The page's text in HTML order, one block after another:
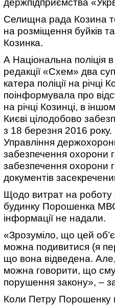
держпідприємства
Селищна рада Козина
на розміщення буйків
Козинка.
А Національна поліція
редакції «Схем» два
катера поліції на річці
поінформувала про
на річці Козинці, в
Києві цілодобово
з 18 березня 2016 року.
Управління
забезпечення охорони
забезпечення охорони
документів
Щодо витрат на роботу
будинку Порошенка
інформації не надали.
«Зрозуміло, що цей
можна подивитися (я
що вона відведена.
можна говорити, що
порушення закону», –
Коли Петру Порошенку